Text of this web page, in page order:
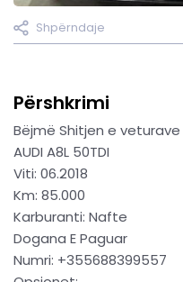
Shpërndaje
Përshkrimi
Bëjmë Shitjen e
AUDI A8L 50TDI
Viti: 06.2018
Km: 85.000
Karburanti: Nafte
Dogana E Paguar
Numri: +355688399557